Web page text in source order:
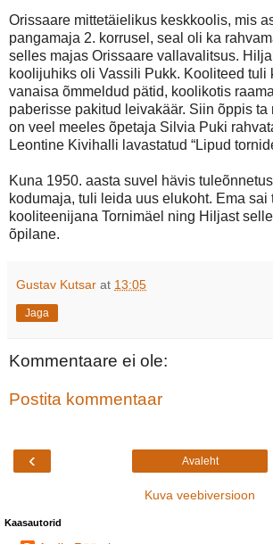
Orissaare mittetäielikus keskkoolis, mis
pangamaja 2. korrusel, seal oli ka
selles majas Orissaare vallavalitsus.
koolijuhiks oli Vassili Pukk. Kooliteed tuli
vanaisa õmmeldud pätid, koolikotis
paberisse pakitud leivakäär. Siin õppis ta
on veel meeles õpetaja Silvia Puki
Leontine Kivihalli lavastatud “Lipud
Kuna 1950. aasta suvel hävis
kodumaja, tuli leida uus elukoht. Ema sai
kooliteenijana Tornimäel ning Hiljast
õpilane.
Gustav Kutsar at 13:05
Jaga
Kommentaare ei ole:
Postita kommentaar
‹ Avaleht
Kuva veebiversioon
Kaasautorid